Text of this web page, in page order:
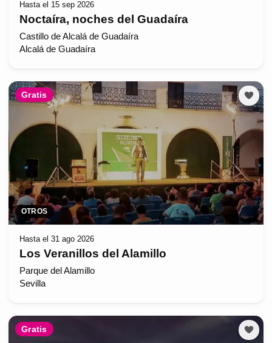
Hasta el 15 sep 2026
Noctaíra, noches del Guadaíra
Castillo de Alcalá de Guadaíra
Alcalá de Guadaíra
Gratis
OTROS
Hasta el 31 ago 2026
Los Veranillos del Alamillo
Parque del Alamillo
Sevilla
Gratis